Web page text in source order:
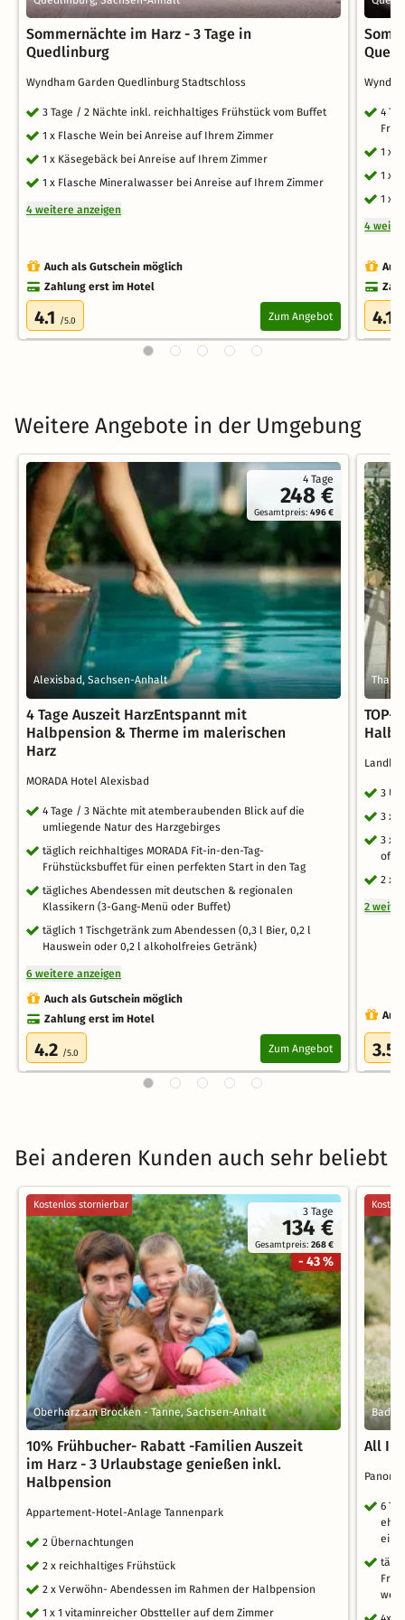
Sommernächte im Harz - 3 Tage in
Quedlinburg
Wyndham Garden Quedlinburg Stadtschloss
3 Tage / 2 Nächte inkl. reichhaltiges Frühstück vom Buffet
1 x Flasche Wein bei Anreise auf Ihrem Zimmer
1 x Käsegebäck bei Anreise auf Ihrem Zimmer
1 x Flasche Mineralwasser bei Anreise auf Ihrem Zimmer
4 weitere anzeigen
Auch als Gutschein möglich
Zahlung erst im Hotel
4.1 /5.0 Zum Angebot
4
1 x
1 x
1 x
4
4.1
Weitere Angebote in der Umgebung
4 Tage
248 €
Gesamtpreis:496 €
Alexisbad, Sachsen-Anhalt
4 Tage Auszeit HarzEntspannt mit
Halbpension & Therme im malerischen
Harz
MORADA Hotel Alexisbad
4 Tage / 3 Nächte mit atemberaubenden Blick auf die
umliegende Natur des Harzgebirges
täglich reichhaltiges MORADA Fit-in-den-Tag-
Frühstücksbuffet für einen perfekten Start in den Tag
tägliches Abendessen mit deutschen & regionalen
Klassikern (3-Gang-Menü oder Buffet)
täglich 1 Tischgetränk zum Abendessen (0,3 l Bier, 0,2 l
Hauswein oder 0,2 l alkoholfreies Getränk)
6 weitere anzeigen
Auch als Gutschein möglich
Zahlung erst im Hotel
4.2 /5.0 Zum Angebot
TOP-
3
3 x
3 x
2 x
2
3.5
Bei anderen Kunden auch sehr beliebt
3 Tage
134 €
Gesamtpreis:268 €
- 43 %
Kostenlos stornierbar
Oberharz am Brocken - Tanne, Sachsen-Anhalt
10% Frühbucher- Rabatt -Familien Auszeit
im Harz - 3 Urlaubstage genießen inkl.
Halbpension
Appartement-Hotel-Anlage Tannenpark
2 Übernachtungen
2 x reichhaltiges Frühstück
2 x Verwöhn- Abendessen im Rahmen der Halbpension
1 x 1 vitaminreicher Obstteller auf dem Zimmer
Bad
All
6